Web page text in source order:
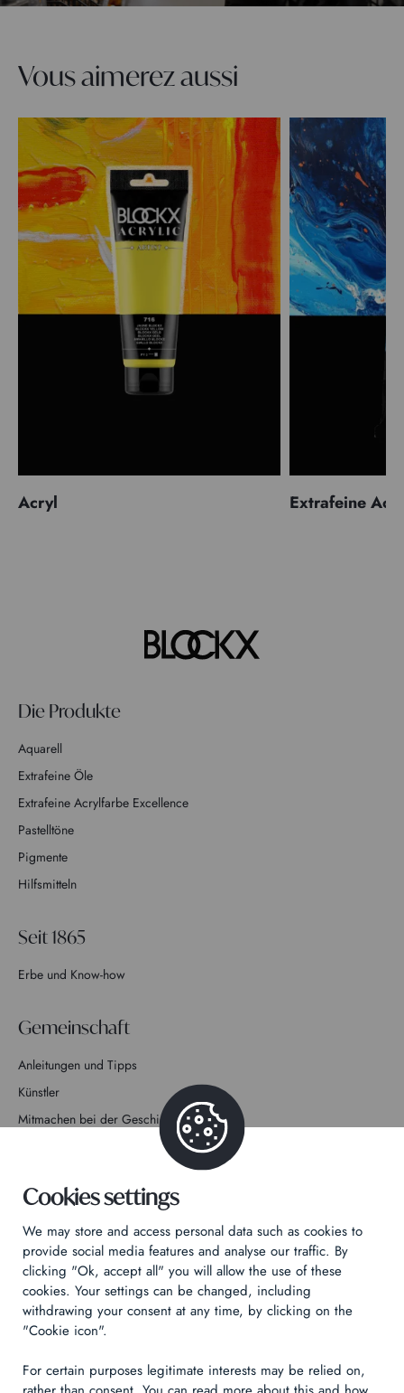
Vous aimerez aussi
Acryl Extrafeine
Die Produkte
Aquarell
Extrafeine Öle
Extrafeine Acrylfarbe Excellence
Pastelltöne
Pigmente
Hilfsmitteln
Seit 1865
Erbe und Know-how
Gemeinschaft
Anleitungen und Tipps
Künstler
Mitmachen bei der Geschichte
Datenschutzrichtlinie
Rechtliche Hinweise
Technical & Legal informations
Made byIzhak
Cookies settings
We may store and access personal data such as cookies to
provide social media features and analyse our traffic. By
clicking "Ok, accept all" you will allow the use of these
cookies. Your settings can be changed, including
withdrawing your consent at any time, by clicking on the
"Cookie icon".
For certain purposes legitimate interests may be relied on,